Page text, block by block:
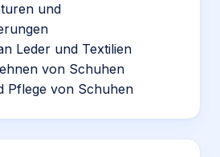
und
Leder und Textilien
von Schuhen
Pflege von Schuhen